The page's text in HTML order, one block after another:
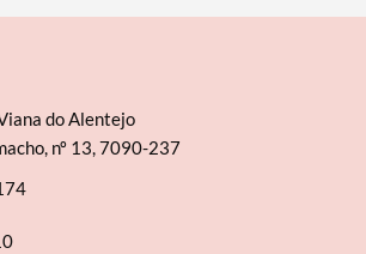
do Alentejo
nº 13, 7090-237